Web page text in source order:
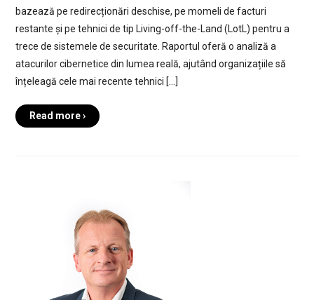
bazează pe redirecționări deschise, pe momeli de facturi
restante și pe tehnici de tip Living-off-the-Land (LotL) pentru a
trece de sistemele de securitate. Raportul oferă o analiză a
atacurilor cibernetice din lumea reală, ajutând organizațiile să
înțeleagă cele mai recente tehnici […]
Read more ›